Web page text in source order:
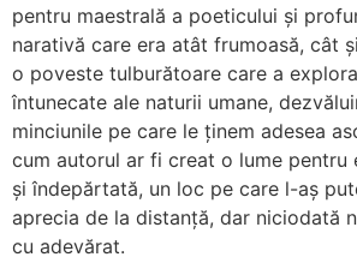
pentru maestrală a poeticului și
narativă care era atât frumoasă, cât
o poveste tulburătoare care a
întunecate ale naturii umane,
minciunile pe care le ținem adesea
cum autorul ar fi creat o lume pentru
și îndepărtată, un loc pe care l-aș
aprecia de la distanță, dar niciodată
cu adevărat.